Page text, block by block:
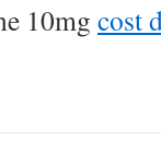
10mg cost